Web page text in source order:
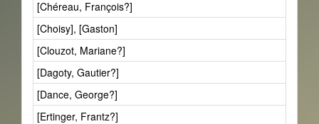
[Chéreau, François?]
[Choisy], [Gaston]
[Clouzot, Mariane?]
[Dagoty, Gautier?]
[Dance, George?]
[Ertinger, Frantz?]